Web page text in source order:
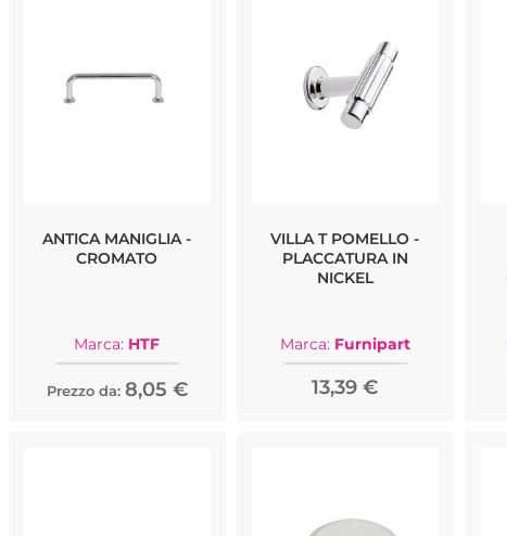
ANTICA MANIGLIA -
CROMATO
Marca: HTF
Prezzo da: 8,05 €
VILLA T POMELLO -
PLACCATURA IN
NICKEL
Marca: Furnipart
13,39 €